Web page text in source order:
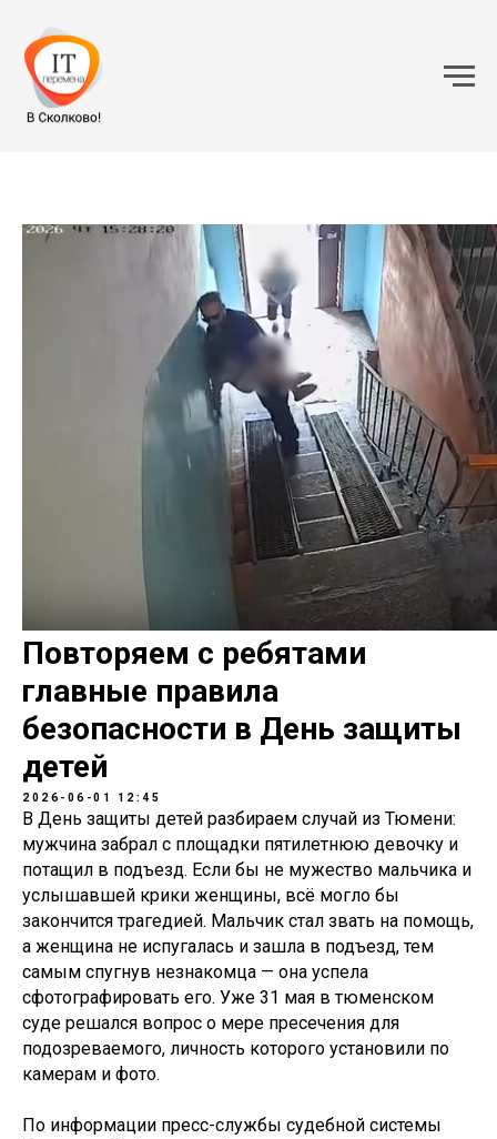
Повторяем с ребятами
главные правила
безопасности в День защиты
детей
2026-06-01 12:45
В День защиты детей разбираем случай из Тюмени:
мужчина забрал с площадки пятилетнюю девочку и
потащил в подъезд. Если бы не мужество мальчика и
услышавшей крики женщины, всё могло бы
закончится трагедией. Мальчик стал звать на помощь,
а женщина не испугалась и зашла в подъезд, тем
самым спугнув незнакомца — она успела
сфотографировать его. Уже 31 мая в тюменском
суде решался вопрос о мере пресечения для
подозреваемого, личность которого установили по
камерам и фото.
По информации пресс-службы судебной системы